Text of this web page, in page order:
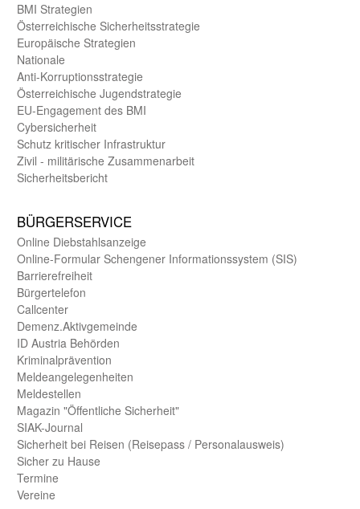
BMI Strategien
Öster­reichische Sicherheits­strategie
Europäische Strategien
Nationale
Anti-Korruptions­strategie
Öster­reichische Jugend­strategie
EU-Engagement des BMI
Cybersicherheit
Schutz kritischer Infra­struktur
Zivil - militärische Zusammen­arbeit
Sicherheits­bericht
BÜRGER­SERVICE
Online Diebstahls­anzeige
Online-Formular Schengener Informationssystem (SIS)
Barriere­freiheit
Bürger­telefon
Call­center
Demenz.Aktiv­gemeinde
ID Austria Behörden
Kriminal­prävention
Melde­an­ge­le­gen­heiten
Meld­estellen
Magazin "Öffentliche Sicherheit"
SIAK-Journal
Sicherheit bei Reisen (Reise­pass / Personal­ausweis)
Sicher zu Hause
Termine
Vereine